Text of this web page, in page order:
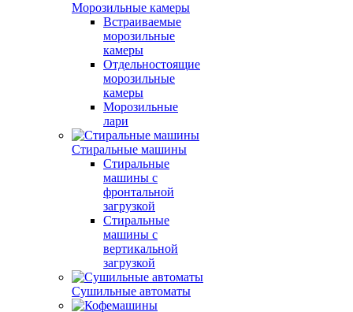
Морозильные камеры
Встраиваемые
морозильные
камеры
Отдельностоящие
морозильные
камеры
Морозильные
лари
Стиральные машины
Стиральные
машины с
фронтальной
загрузкой
Стиральные
машины с
вертикальной
загрузкой
Сушильные автоматы